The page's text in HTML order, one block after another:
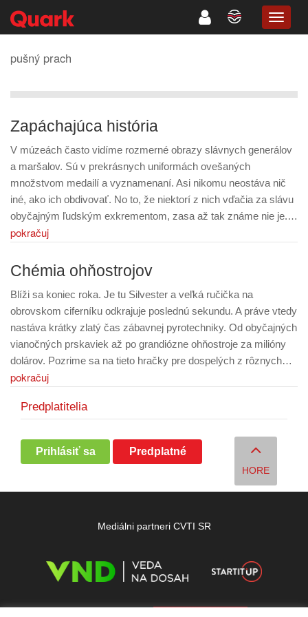
pušný prach
Zapáchajúca história
V múzeách často vidíme rozmerné obrazy slávnych generálov
a maršalov. Sú v prekrásnych uniformách ovešaných
množstvom medailí a vyznamenaní. Asi nikomu neostáva nič
iné, ako ich obdivovať. No to, že niektorí z nich vďačia za slávu
obyčajným ľudským exkrementom, zasa až tak známe nie je.…
pokračuj
Chémia ohňostrojov
Blíži sa koniec roka. Je tu Silvester a veľká ručička na
obrovskom ciferníku odkrajuje poslednú sekundu. A práve vtedy
nastáva krátky zlatý čas zábavnej pyrotechniky. Od obyčajných
vianočných prskaviek až po grandiózne ohňostroje za milióny
dolárov. Pozrime sa na tieto hračky pre dospelých z rôznych…
pokračuj
Predplatitelia
Prihlásiť sa Predplatné
HORE
Mediálni partneri CVTI SR